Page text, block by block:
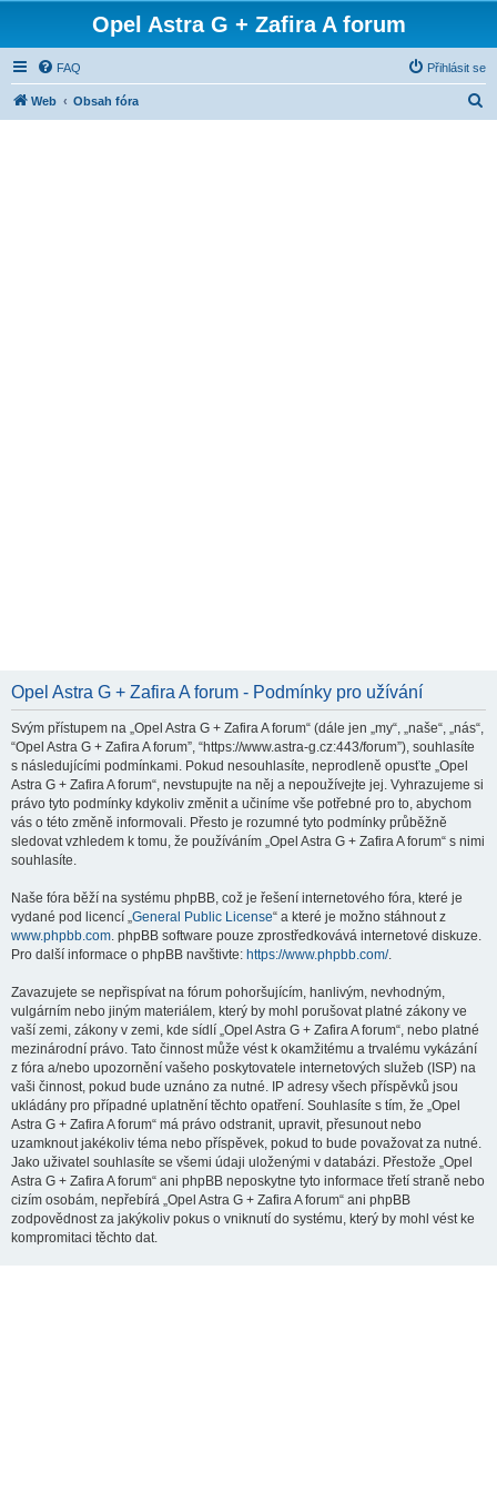
Opel Astra G + Zafira A forum
FAQ Přihlásit se
Web Obsah fóra
Opel Astra G + Zafira A forum - Podmínky pro užívání
Svým přístupem na „Opel Astra G + Zafira A forum“ (dále jen „my“, „naše“, „nás“,
“Opel Astra G + Zafira A forum”, “https://www.astra-g.cz:443/forum”), souhlasíte
s následujícími podmínkami. Pokud nesouhlasíte, neprodleně opusťte „Opel
Astra G + Zafira A forum“, nevstupujte na něj a nepoužívejte jej. Vyhrazujeme si
právo tyto podmínky kdykoliv změnit a učiníme vše potřebné pro to, abychom
vás o této změně informovali. Přesto je rozumné tyto podmínky průběžně
sledovat vzhledem k tomu, že používáním „Opel Astra G + Zafira A forum“ s nimi
souhlasíte.
Naše fóra běží na systému phpBB, což je řešení internetového fóra, které je
vydané pod licencí „General Public License“ a které je možno stáhnout z
www.phpbb.com. phpBB software pouze zprostředkovává internetové diskuze.
Pro další informace o phpBB navštivte: https://www.phpbb.com/.
Zavazujete se nepřispívat na fórum pohoršujícím, hanlivým, nevhodným,
vulgárním nebo jiným materiálem, který by mohl porušovat platné zákony ve
vaší zemi, zákony v zemi, kde sídlí „Opel Astra G + Zafira A forum“, nebo platné
mezinárodní právo. Tato činnost může vést k okamžitému a trvalému vykázání
z fóra a/nebo upozornění vašeho poskytovatele internetových služeb (ISP) na
vaši činnost, pokud bude uznáno za nutné. IP adresy všech příspěvků jsou
ukládány pro případné uplatnění těchto opatření. Souhlasíte s tím, že „Opel
Astra G + Zafira A forum“ má právo odstranit, upravit, přesunout nebo
uzamknout jakékoliv téma nebo příspěvek, pokud to bude považovat za nutné.
Jako uživatel souhlasíte se všemi údaji uloženými v databázi. Přestože „Opel
Astra G + Zafira A forum“ ani phpBB neposkytne tyto informace třetí straně nebo
cizím osobám, nepřebírá „Opel Astra G + Zafira A forum“ ani phpBB
zodpovědnost za jakýkoliv pokus o vniknutí do systému, který by mohl vést ke
kompromitaci těchto dat.